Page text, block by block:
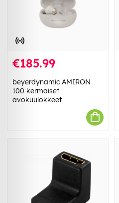
€185.99
beyerdynamic AMIRON
100 kermaiset
avokuulokkeet